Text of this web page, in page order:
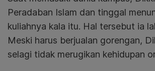
Peradaban Islam dan tinggal
kuliahnya kala itu. Hal tersebut ia
Meski harus berjualan gorengan,
selagi tidak merugikan kehidupan